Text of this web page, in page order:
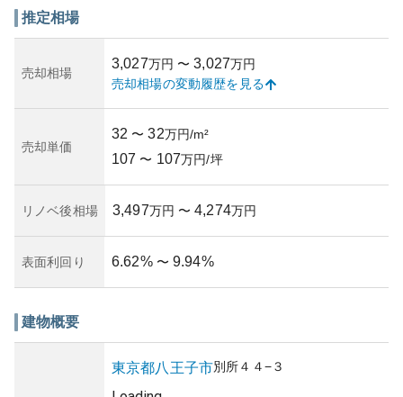
この地域は都心へのアクセスの良さと自然の多さから資産
経済環境の変化による価格の変動リスクがあります。所有
リスクとしては、築年数が進むにつれ修繕費用の増加など
も考慮する必要があります。賃貸物件としても稼働率は良
懸念されます。管理体制についても調べることが重要で
推定相場
売却相場
3,027万円 〜 3,027万円
売却相場の変動履歴を見る
売却単価
32 〜 32万円/m²
107 〜 107万円/坪
リノベ後相場 3,497万円 〜 4,274万円
表面利回り 6.62% 〜 9.94%
建物概要
東京都八王子市別所４４−３